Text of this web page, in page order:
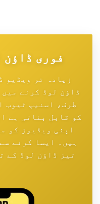
فوری ڈاؤن
زیادہ تر ویڈیو
ڈاؤن لوڈ کرنے
طرف، اسنیپ ٹیوب
کو قابل بناتی ہے
اپنی ویڈیوز کو
ہیں۔ ایسا کرنے
تیز ڈاؤن لوڈ کے